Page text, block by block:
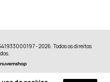
- 2026. Todos os direitos